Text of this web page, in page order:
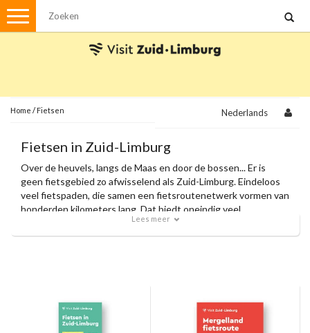
Menu
Met de auto
Visvergunningen
Brochures en kaarten
Plattegronden
Uit de streek
Ansichtkaarten
Home / Fietsen Nederlands
Fietsen in Zuid-Limburg
Over de heuvels, langs de Maas en door de bossen... Er is
geen fietsgebied zo afwisselend als Zuid-Limburg. Eindeloos
veel fietspaden, die samen een fietsroutenetwerk vormen van
honderden kilometers lang. Dat biedt oneindig veel
fietsplezier voor de recreatieve fietser, de wielrenner en de
mountainbiker.
Lees meer